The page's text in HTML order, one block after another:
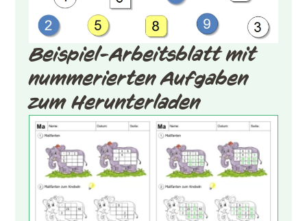
Beispiel-Arbeitsblatt mit
nummerierten Aufgaben
zum Herunterladen